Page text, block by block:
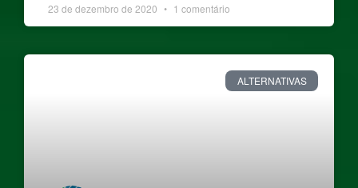
23 de dezembro de 2020 1 comentário
ALTERNATIVAS